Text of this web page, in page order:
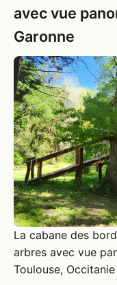
avec vue
Garonne
La cabane des
arbres avec vue
Toulouse, Occitanie